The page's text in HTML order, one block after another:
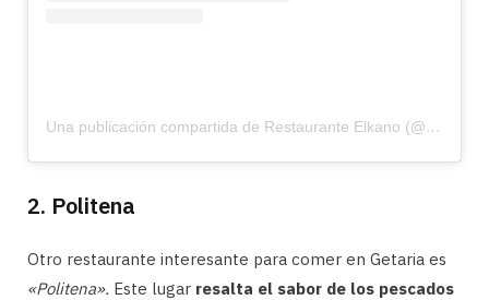
Una publicación compartida de Restaurante Elkano (@elkano_jatetxea)
2. Politena
Otro restaurante interesante para comer en Getaria es
«Politena». Este lugar resalta el sabor de los pescados